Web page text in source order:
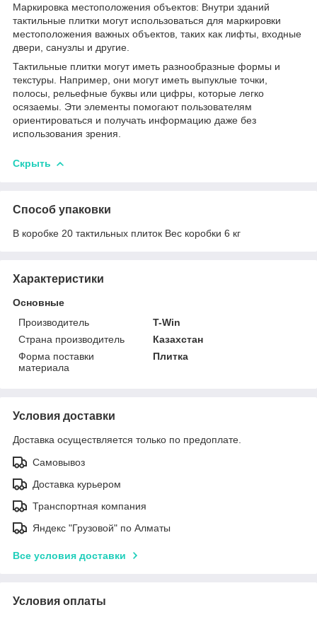
Маркировка местоположения объектов: Внутри зданий
тактильные плитки могут использоваться для маркировки
местоположения важных объектов, таких как лифты, входные
двери, санузлы и другие.
Тактильные плитки могут иметь разнообразные формы и
текстуры. Например, они могут иметь выпуклые точки,
полосы, рельефные буквы или цифры, которые легко
осязаемы. Эти элементы помогают пользователям
ориентироваться и получать информацию даже без
использования зрения.
Скрыть
Способ упаковки
В коробке 20 тактильных плиток Вес коробки 6 кг
Характеристики
Основные
Производитель
T-Win
Страна производитель
Казахстан
Форма поставки
материала
Плитка
Условия доставки
Доставка осуществляется только по предоплате.
Самовывоз
Доставка курьером
Транспортная компания
Яндекс "Грузовой" по Алматы
Все условия доставки
Условия оплаты